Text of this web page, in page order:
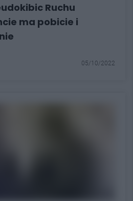
Ruchu
ma pobicie i
05/10/2022